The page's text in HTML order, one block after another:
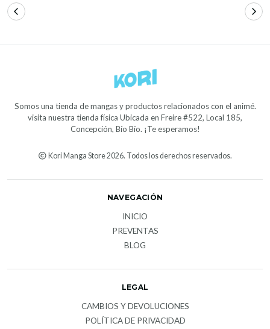
Somos una tienda de mangas y productos relacionados con el animé.
visita nuestra tienda física Ubicada en Freire #522, Local 185,
Concepción, Bío Bío. ¡Te esperamos!
Kori Manga Store 2026. Todos los derechos reservados.
NAVEGACIÓN
INICIO
PREVENTAS
BLOG
LEGAL
CAMBIOS Y DEVOLUCIONES
POLÍTICA DE PRIVACIDAD